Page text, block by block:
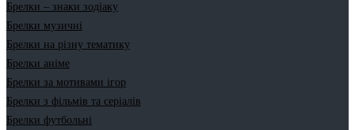
Брелки – знаки зодіаку
Брелки музичні
Брелки на різну тематику
Брелки аніме
Брелки за мотивами ігор
Брелки з фільмів та серіалів
Брелки футбольні